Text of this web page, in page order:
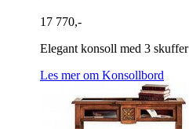
17 770,-
Elegant konsoll med 3 skuffer
Les mer om Konsollbord